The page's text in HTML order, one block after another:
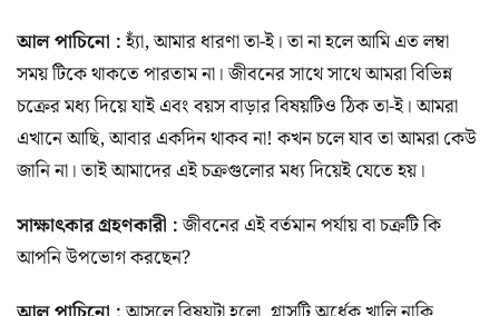
আল পাচিনো :হ্যাঁ, আমার ধারণা তা-ই। তা না হলে আমি এত লম্বা
সময় টিকে থাকতে পারতাম না। জীবনের সাথে সাথে আমরা বিভিন্ন
চক্রের মধ্য দিয়ে যাই এবং বয়স বাড়ার বিষয়টিও ঠিক তা-ই। আমরা
এখানে আছি, আবার একদিন থাকব না! কখন চলে যাব তা আমরা কেউ
জানি না। তাই আমাদের এই চক্রগুলোর মধ্য দিয়েই যেতে হয়।
সাক্ষাৎকার গ্রহণকারী :জীবনের এই বর্তমান পর্যায় বা চক্রটি কি
আপনি উপভোগ করছেন?